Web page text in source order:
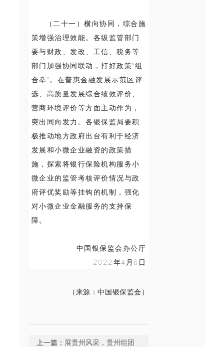
（二十一）横向协同，综合施
策增强治理效能。各级监管部门
要与财政、发改、工信、税务等
部门加强协同联动，打好政策“组
合拳”。在普惠金融发展示范区评
选、高质量发展综合绩效评价、
营商环境评价等方面主动作为，
突出同向发力。各银保监局要积
极推动地方政府出台有利于经济
发展和小微企业融资的政策措
施，探索将银行保险机构服务小
微企业的监管考核评价情况与政
府评优奖励等挂钩的机制，强化
对小微企业金融服务的支持保
障。
中国银保监会办公厅
2022年4月6日
（来源：中国银保监会）
上一篇： 展贵州风采，贵州组团